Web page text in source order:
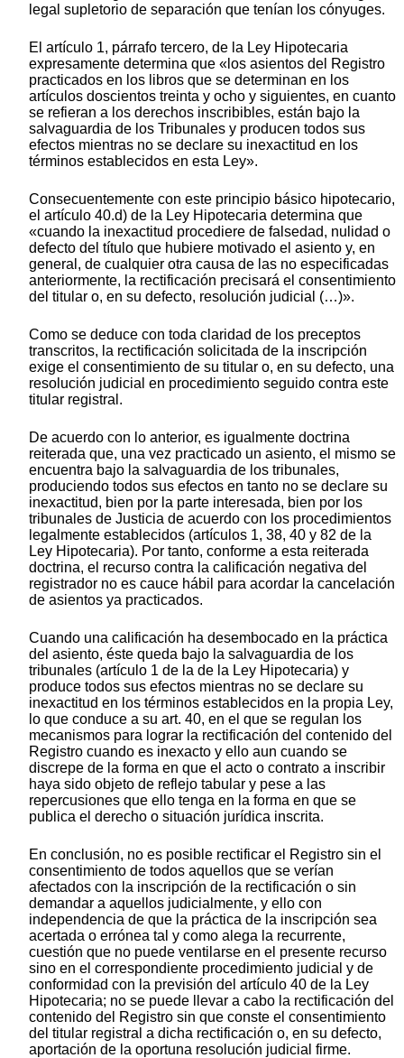
legal supletorio de separación que tenían los cónyuges.
El artículo 1, párrafo tercero, de la Ley Hipotecaria
expresamente determina que «los asientos del Registro
practicados en los libros que se determinan en los
artículos doscientos treinta y ocho y siguientes, en cuanto
se refieran a los derechos inscribibles, están bajo la
salvaguardia de los Tribunales y producen todos sus
efectos mientras no se declare su inexactitud en los
términos establecidos en esta Ley».
Consecuentemente con este principio básico hipotecario,
el artículo 40.d) de la Ley Hipotecaria determina que
«cuando la inexactitud procediere de falsedad, nulidad o
defecto del título que hubiere motivado el asiento y, en
general, de cualquier otra causa de las no especificadas
anteriormente, la rectificación precisará el consentimiento
del titular o, en su defecto, resolución judicial (…)».
Como se deduce con toda claridad de los preceptos
transcritos, la rectificación solicitada de la inscripción
exige el consentimiento de su titular o, en su defecto, una
resolución judicial en procedimiento seguido contra este
titular registral.
De acuerdo con lo anterior, es igualmente doctrina
reiterada que, una vez practicado un asiento, el mismo se
encuentra bajo la salvaguardia de los tribunales,
produciendo todos sus efectos en tanto no se declare su
inexactitud, bien por la parte interesada, bien por los
tribunales de Justicia de acuerdo con los procedimientos
legalmente establecidos (artículos 1, 38, 40 y 82 de la
Ley Hipotecaria). Por tanto, conforme a esta reiterada
doctrina, el recurso contra la calificación negativa del
registrador no es cauce hábil para acordar la cancelación
de asientos ya practicados.
Cuando una calificación ha desembocado en la práctica
del asiento, éste queda bajo la salvaguardia de los
tribunales (artículo 1 de la de la Ley Hipotecaria) y
produce todos sus efectos mientras no se declare su
inexactitud en los términos establecidos en la propia Ley,
lo que conduce a su art. 40, en el que se regulan los
mecanismos para lograr la rectificación del contenido del
Registro cuando es inexacto y ello aun cuando se
discrepe de la forma en que el acto o contrato a inscribir
haya sido objeto de reflejo tabular y pese a las
repercusiones que ello tenga en la forma en que se
publica el derecho o situación jurídica inscrita.
En conclusión, no es posible rectificar el Registro sin el
consentimiento de todos aquellos que se verían
afectados con la inscripción de la rectificación o sin
demandar a aquellos judicialmente, y ello con
independencia de que la práctica de la inscripción sea
acertada o errónea tal y como alega la recurrente,
cuestión que no puede ventilarse en el presente recurso
sino en el correspondiente procedimiento judicial y de
conformidad con la previsión del artículo 40 de la Ley
Hipotecaria; no se puede llevar a cabo la rectificación del
contenido del Registro sin que conste el consentimiento
del titular registral a dicha rectificación o, en su defecto,
aportación de la oportuna resolución judicial firme.